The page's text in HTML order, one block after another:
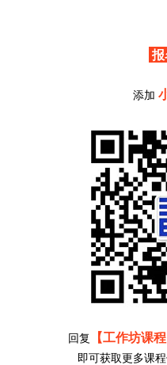
添加
回复 【工作坊课
即可获取更多课